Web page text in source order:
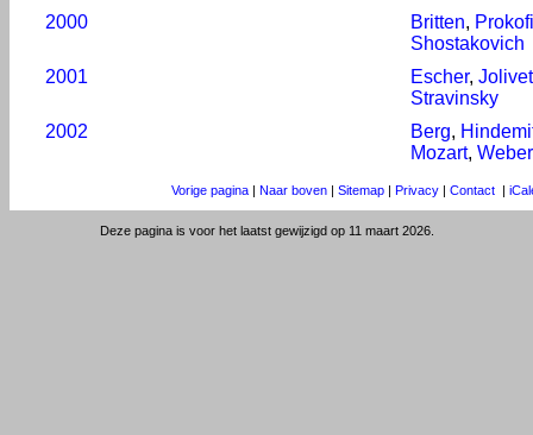
2000
Britten,
Shostakovich
2001
Escher, Jolivet
Stravinsky
2002
Berg,
Mozart,
Vorige pagina | Naar boven | Sitemap | Privacy | Contact |
Deze pagina is voor het laatst gewijzigd op 11 maart 2026.